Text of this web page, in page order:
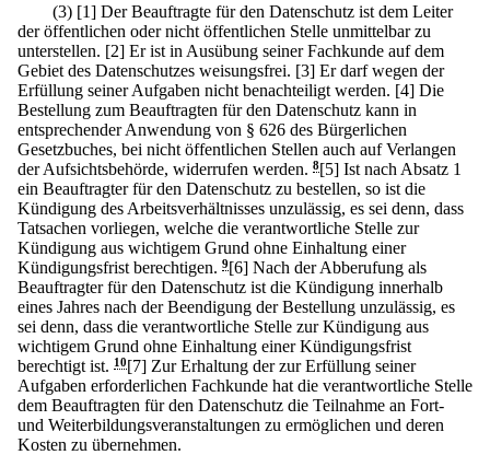
(3) [1] Der Beauftragte für den Datenschutz ist dem Leiter
der öffentlichen oder nicht öffentlichen Stelle unmittelbar zu
unterstellen. [2] Er ist in Ausübung seiner Fachkunde auf dem
Gebiet des Datenschutzes weisungsfrei. [3] Er darf wegen der
Erfüllung seiner Aufgaben nicht benachteiligt werden. [4] Die
Bestellung zum Beauftragten für den Datenschutz kann in
entsprechender Anwendung von § 626 des Bürgerlichen
Gesetzbuches, bei nicht öffentlichen Stellen auch auf Verlangen
der Aufsichtsbehörde, widerrufen werden. 8[5] Ist nach Absatz 1
ein Beauftragter für den Datenschutz zu bestellen, so ist die
Kündigung des Arbeitsverhältnisses unzulässig, es sei denn, dass
Tatsachen vorliegen, welche die verantwortliche Stelle zur
Kündigung aus wichtigem Grund ohne Einhaltung einer
Kündigungsfrist berechtigen. 9[6] Nach der Abberufung als
Beauftragter für den Datenschutz ist die Kündigung innerhalb
eines Jahres nach der Beendigung der Bestellung unzulässig, es
sei denn, dass die verantwortliche Stelle zur Kündigung aus
wichtigem Grund ohne Einhaltung einer Kündigungsfrist
berechtigt ist. 10[7] Zur Erhaltung der zur Erfüllung seiner
Aufgaben erforderlichen Fachkunde hat die verantwortliche Stelle
dem Beauftragten für den Datenschutz die Teilnahme an Fort-
und Weiterbildungsveranstaltungen zu ermöglichen und deren
Kosten zu übernehmen.